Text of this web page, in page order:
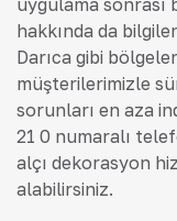
uygulama sonrası
hakkında da
Darıca gibi
müşterilerimizle
sorunları en aza
21 0 numaralı
alçı dekorasyon
alabilirsiniz.